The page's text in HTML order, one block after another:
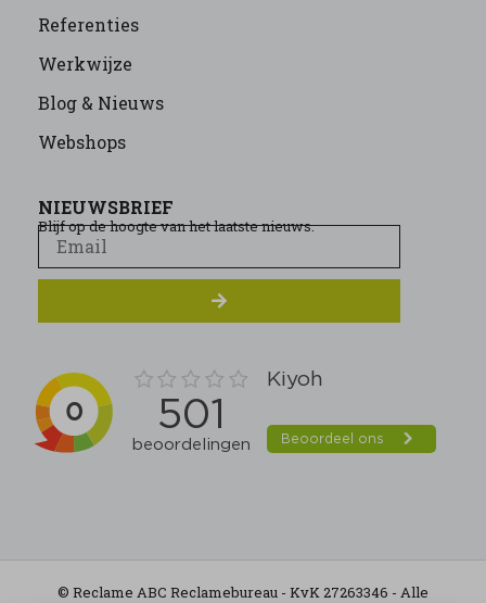
Referenties
Werkwijze
Blog & Nieuws
Webshops
NIEUWSBRIEF
Blijf op de hoogte van het laatste nieuws.
© Reclame ABC Reclamebureau - KvK 27263346 - Alle